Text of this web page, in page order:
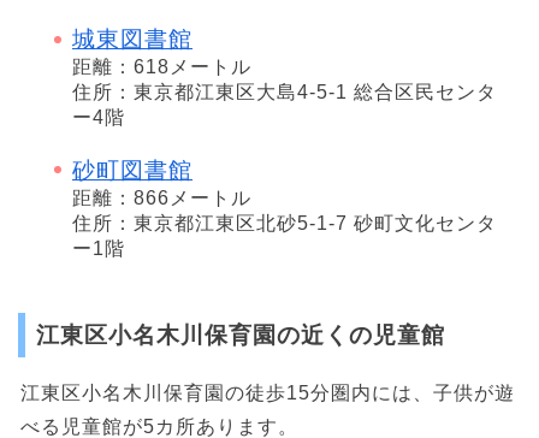
城東図書館
距離：618メートル
住所：東京都江東区大島4-5-1 総合区民センタ
ー4階
砂町図書館
距離：866メートル
住所：東京都江東区北砂5-1-7 砂町文化センタ
ー1階
江東区小名木川保育園の近くの児童館
江東区小名木川保育園の徒歩15分圏内には、子供が遊
べる児童館が5カ所あります。